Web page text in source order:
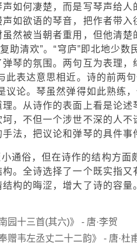
如何凄楚，而是写琴声给
声如欲语的琴音，把作者带
然被当朝者重用，但他清
助清欢”。“穹庐”即北地少
琴的氛围。两句互为表理，
此表达意思相近。诗的前两
议论。琴虽然弹得如此熟练
。从诗作的表面上看是论述
，不但一个涉世不深的人
法，把议论和弹琴的具件
通俗，但在诗作的结构方面
。全诗选择了一个既实指
构的晦涩，增大了诗的容量
南园十三首(其六)》 - 唐·李贺
奉赠韦左丞丈二十二韵》 - 唐·杜